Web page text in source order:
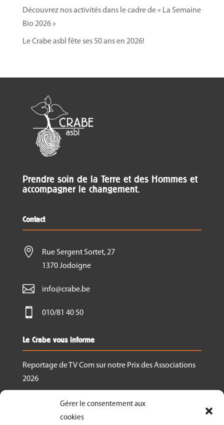
Gérer le consentement aux
cookies
Découvrez nos activités dans le cadre de « La Semaine
Bio 2026 »
Le Crabe asbl fête ses 50 ans en 2026!
Prendre soin de la Terre et des Hommes et
accompagner le changement.
Contact

Rue Sergent Sortet, 27
1370 Jodoigne
 info@crabe.be
 010/81 40 50
Le Crabe vous informe
Reportage de TV Com sur notre Prix des Associations
2026